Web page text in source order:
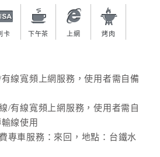
卡 下午茶 上網 烤肉
線寬頻上網服務，使用者需自備
/有線寬頻上網服務，使用者需自
線使用
專車服務：來回，地點：台鐵水